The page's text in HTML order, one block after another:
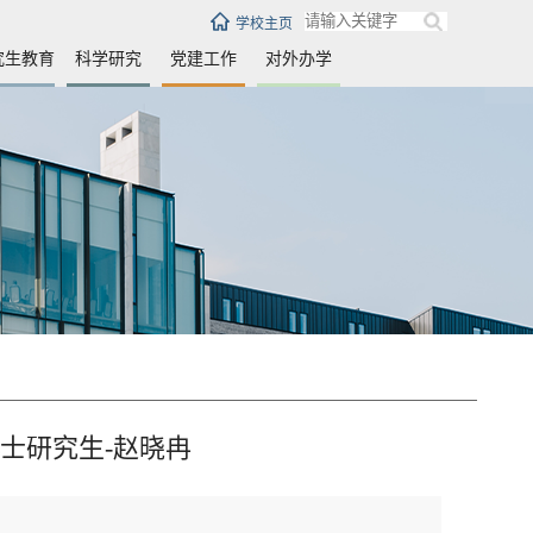
学校主页
生教育 科学研究 党建工作 对外办学
研究生-赵晓冉